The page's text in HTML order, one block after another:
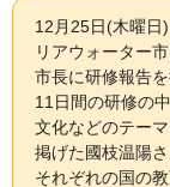
12月25日(木曜日
リアウォーター
市長に研修報告を
11日間の研修の
文化などのテー
掲げた國枝温陽
それぞれの国の